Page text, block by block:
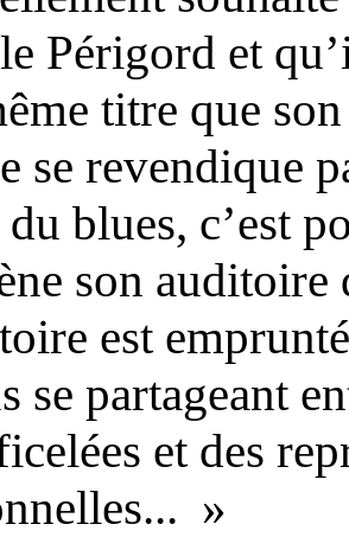
Périgord et
titre que
se revendique
blues, c’est
son
est
se partageant
et des
»